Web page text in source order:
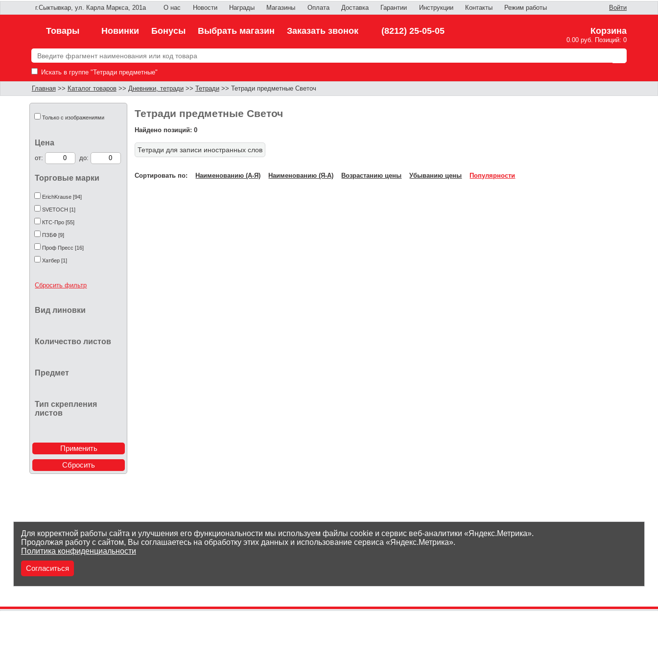
г.Сыктывкар, ул. Карла Маркса, 201а О нас Новости Награды Магазины Оплата Доставка Гарантии Инструкции Контакты Режим работы Войти
Товары Новинки Бонусы Выбрать магазин Заказать звонок (8212) 25-05-05 Корзина
0.00 руб. Позиций: 0
Искать в группе "Тетради предметные"
Главная>> Каталог товаров>> Дневники, тетради>> Тетради>> Тетради предметные Светоч
Только с изображениями
Цена
от: до:
Торговые марки
ErichKrause [94]
SVETOCH [1]
КТС-Про [55]
ПЗБФ [9]
Проф Пресс [16]
Хатбер [1]
Сбросить фильтр
Вид линовки
Количество листов
Предмет
Тип скрепления
листов
Тетради предметные Светоч
Найдено позиций: 0
Тетради для записи иностранных слов
Сортировать по:Наименованию (А-Я) Наименованию (Я-А) Возрастанию цены Убыванию цены Популярности
Для корректной работы сайта и улучшения его функциональности мы используем файлы cookie и сервис веб-аналитики «Яндекс.Метрика».
Продолжая работу с сайтом, Вы соглашаетесь на обработку этих данных и использование сервиса «Яндекс.Метрика».
Политика конфиденциальности
Согласиться